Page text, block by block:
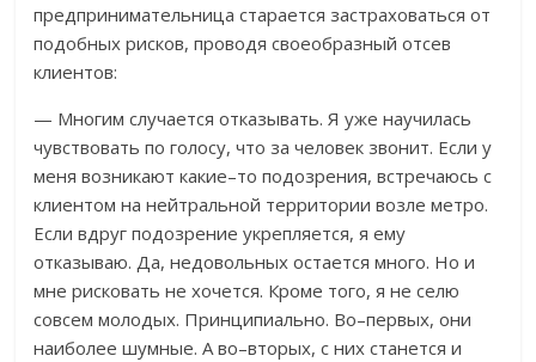
предпринимательница старается застраховаться от
подобных рисков, проводя своеобразный отсев
клиентов:
— Многим случается отказывать. Я уже научилась
чувствовать по голосу, что за человек звонит. Если у
меня возникают какие–то подозрения, встречаюсь с
клиентом на нейтральной территории возле метро.
Если вдруг подозрение укрепляется, я ему
отказываю. Да, недовольных остается много. Но и
мне рисковать не хочется. Кроме того, я не селю
совсем молодых. Принципиально. Во–первых, они
наиболее шумные. А во–вторых, с них станется и